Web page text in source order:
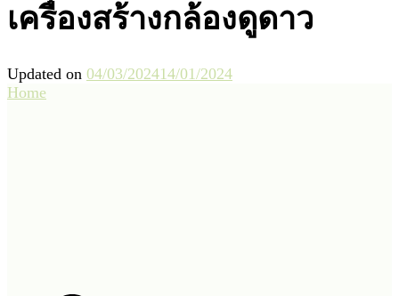
เครื่องสร้างกล้องดูดาว
Updated on 04/03/202414/01/2024
Home